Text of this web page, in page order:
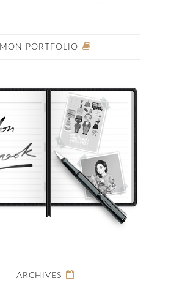
MON PORTFOLIO
ARCHIVES